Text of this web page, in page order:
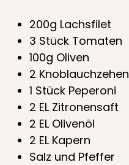
200g Lachsfilet
3 Stück Tomaten
100g Oliven
2 Knoblauchzehen
1 Stück Peperoni
2 EL Zitronensaft
2 EL Olivenöl
2 EL Kapern
Salz und Pfeffer